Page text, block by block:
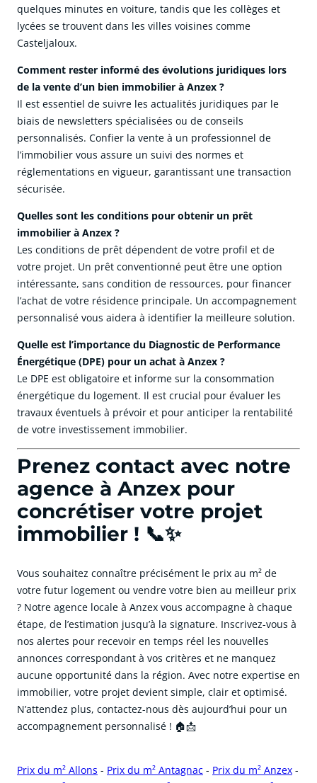
quelques minutes en voiture, tandis que les collèges et
lycées se trouvent dans les villes voisines comme
Casteljaloux.
Comment rester informé des évolutions juridiques lors
de la vente d’un bien immobilier à Anzex ?
Il est essentiel de suivre les actualités juridiques par le
biais de newsletters spécialisées ou de conseils
personnalisés. Confier la vente à un professionnel de
l’immobilier vous assure un suivi des normes et
réglementations en vigueur, garantissant une transaction
sécurisée.
Quelles sont les conditions pour obtenir un prêt
immobilier à Anzex ?
Les conditions de prêt dépendent de votre profil et de
votre projet. Un prêt conventionné peut être une option
intéressante, sans condition de ressources, pour financer
l’achat de votre résidence principale. Un accompagnement
personnalisé vous aidera à identifier la meilleure solution.
Quelle est l’importance du Diagnostic de Performance
Énergétique (DPE) pour un achat à Anzex ?
Le DPE est obligatoire et informe sur la consommation
énergétique du logement. Il est crucial pour évaluer les
travaux éventuels à prévoir et pour anticiper la rentabilité
de votre investissement immobilier.
Prenez contact avec notre
agence à Anzex pour
concrétiser votre projet
immobilier ! 📞✨
Vous souhaitez connaître précisément le prix au m² de
votre futur logement ou vendre votre bien au meilleur prix
? Notre agence locale à Anzex vous accompagne à chaque
étape, de l’estimation jusqu’à la signature. Inscrivez-vous à
nos alertes pour recevoir en temps réel les nouvelles
annonces correspondant à vos critères et ne manquez
aucune opportunité dans la région. Avec notre expertise en
immobilier, votre projet devient simple, clair et optimisé.
N’attendez plus, contactez-nous dès aujourd’hui pour un
accompagnement personnalisé ! 🏠📩
Prix du m² Allons - Prix du m² Antagnac - Prix du m² Anzex -